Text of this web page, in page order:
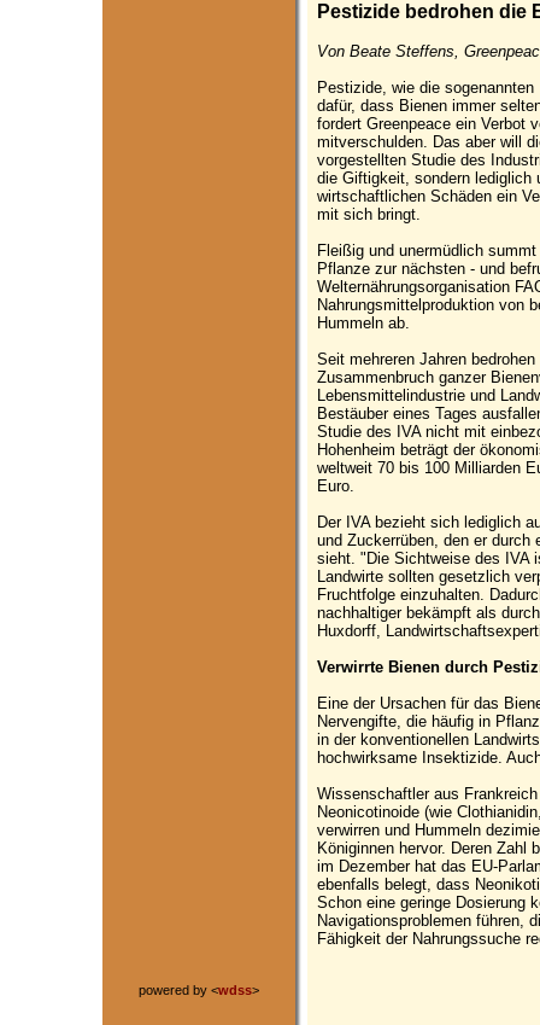
powered by <wdss>
Pestizide bedrohen die
Von Beate Steffens,
Pestizide, wie die
dafür, dass Bienen immer
fordert Greenpeace ein Verbot
mitverschulden. Das aber will
vorgestellten Studie des
die Giftigkeit, sondern lediglich
wirtschaftlichen Schäden ein
mit sich bringt.
Fleißig und unermüdlich
Pflanze zur nächsten - und
Welternährungsorganisation
Nahrungsmittelproduktion von
Hummeln ab.
Seit mehreren Jahren
Zusammenbruch ganzer
Lebensmittelindustrie und
Bestäuber eines Tages
Studie des IVA nicht mit
Hohenheim beträgt der
weltweit 70 bis 100 Milliarden
Euro.
Der IVA bezieht sich lediglich
und Zuckerrüben, den er durch
sieht. "Die Sichtweise des IVA
Landwirte sollten gesetzlich
Fruchtfolge einzuhalten.
nachhaltiger bekämpft als
Huxdorff,
Verwirrte Bienen durch
Eine der Ursachen für das
Nervengifte, die häufig in
in der konventionellen
hochwirksame Insektizide.
Wissenschaftler aus
Neonicotinoide (wie
verwirren und Hummeln
Königinnen hervor. Deren Zahl
im Dezember hat das EU-
ebenfalls belegt, dass
Schon eine geringe Dosierung
Navigationsproblemen führen,
Fähigkeit der Nahrungssuche